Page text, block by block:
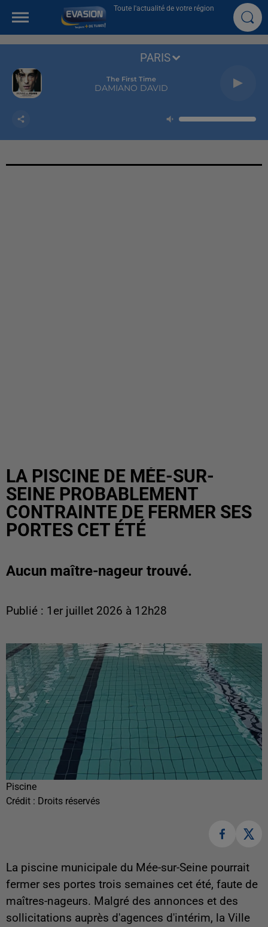
Toute l'actualité de votre région
The First Time
DAMIANO DAVID
PARIS
LA PISCINE DE MÉE-SUR-
SEINE PROBABLEMENT
CONTRAINTE DE FERMER SES
PORTES CET ÉTÉ
Aucun maître-nageur trouvé.
Publié : 1er juillet 2026 à 12h28
Piscine
Crédit : Droits réservés
La piscine municipale du Mée-sur-Seine pourrait
fermer ses portes trois semaines cet été, faute de
maîtres-nageurs. Malgré des annonces et des
sollicitations auprès d'agences d'intérim, la Ville